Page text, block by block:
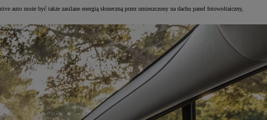
może być także zasilane energią słoneczną przez umieszczony na dachu panel fotowoltaiczny,